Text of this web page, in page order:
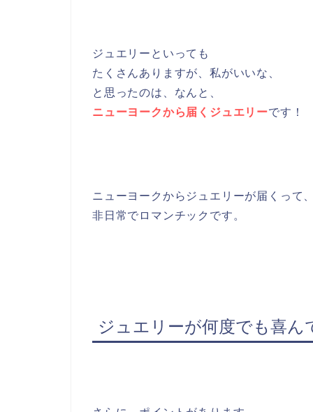
ジュエリーといっても
たくさんありますが、私がいいな、
と思ったのは、なんと、
ニューヨークから届くジュエリーです！
ニューヨークからジュエリーが届くって、
非日常でロマンチックです。
ジュエリーが何度でも喜ん